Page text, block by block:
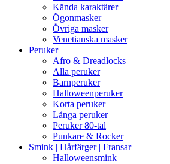
Kända karaktärer
Ögonmasker
Övriga masker
Venetianska masker
Peruker
Afro & Dreadlocks
Alla peruker
Barnperuker
Halloweenperuker
Korta peruker
Långa peruker
Peruker 80-tal
Punkare & Rocker
Smink | Hårfärger | Fransar
Halloweensmink